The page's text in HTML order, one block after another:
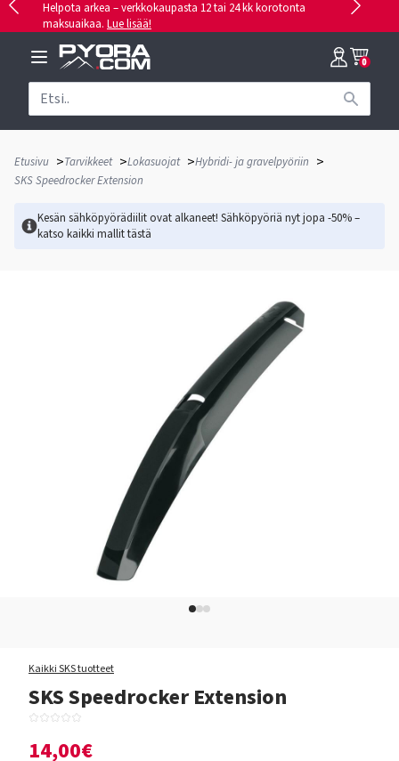
Helpota arkea – verkkokaupasta 12 tai 24 kk korotonta
maksuaikaa. Lue lisää!
0
Etusivu >Tarvikkeet >Lokasuojat >Hybridi- ja gravelpyöriin >
SKS Speedrocker Extension
Kesän sähköpyörädiilit ovat alkaneet! Sähköpyöriä nyt jopa -50% –
katso kaikki mallittästä
Kaikki SKS tuotteet
SKS Speedrocker Extension
14,00€